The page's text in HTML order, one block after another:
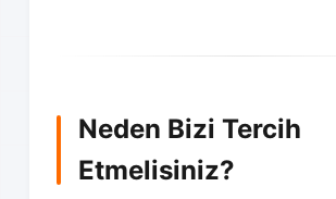
Neden Bizi Tercih
Etmelisiniz?